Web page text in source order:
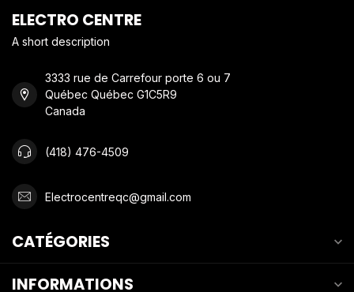
ELECTRO CENTRE
A short description
3333 rue de Carrefour porte 6 ou 7
Québec Québec G1C5R9
Canada
(418) 476-4509
Electrocentreqc@gmail.com
CATÉGORIES
INFORMATIONS